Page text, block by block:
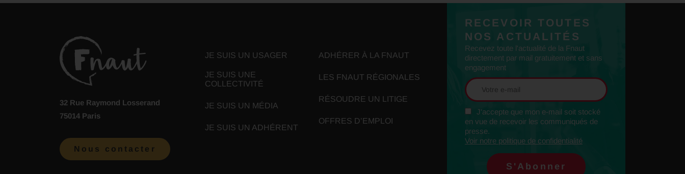
32 Rue Raymond Losserand
75014 Paris
Nous contacter
JE SUIS UN USAGER
JE SUIS UNE
COLLECTIVITÉ
JE SUIS UN MÉDIA
JE SUIS UN ADHÉRENT
ADHÉRER À LA FNAUT
LES FNAUT RÉGIONALES
RÉSOUDRE UN LITIGE
OFFRES D’EMPLOI
RECEVOIR TOUTES
NOS ACTUALITÉS
Recevez toute l'actualité de la Fnaut
directement par mail gratuitement et sans
engagement
J'accepte que mon e-mail soit stocké
en vue de recevoir les communiqués de
presse.
Voir notre politique de confidentialité